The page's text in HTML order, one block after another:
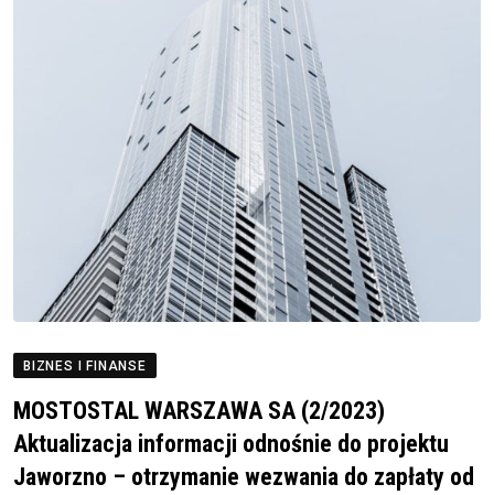
BIZNES I FINANSE
MOSTOSTAL WARSZAWA SA (2/2023)
Aktualizacja informacji odnośnie do projektu
Jaworzno – otrzymanie wezwania do zapłaty od